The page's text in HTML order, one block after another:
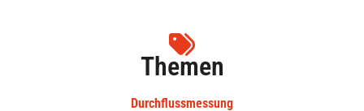
Themen
Durchflussmessung